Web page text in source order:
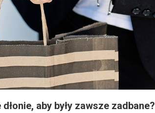
aby były zawsze zadbane?